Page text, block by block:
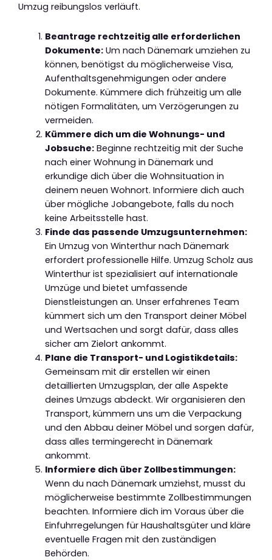
Umzug reibungslos verläuft.
Beantrage rechtzeitig alle erforderlichen
Dokumente:Um nach Dänemark umziehen zu
können, benötigst du möglicherweise Visa,
Aufenthaltsgenehmigungen oder andere
Dokumente. Kümmere dich frühzeitig um alle
nötigen Formalitäten, um Verzögerungen zu
vermeiden.
Kümmere dich um die Wohnungs- und
Jobsuche:Beginne rechtzeitig mit der Suche
nach einer Wohnung in Dänemark und
erkundige dich über die Wohnsituation in
deinem neuen Wohnort. Informiere dich auch
über mögliche Jobangebote, falls du noch
keine Arbeitsstelle hast.
Finde das passende Umzugsunternehmen:
Ein Umzug von Winterthur nach Dänemark
erfordert professionelle Hilfe. Umzug Scholz aus
Winterthur ist spezialisiert auf internationale
Umzüge und bietet umfassende
Dienstleistungen an. Unser erfahrenes Team
kümmert sich um den Transport deiner Möbel
und Wertsachen und sorgt dafür, dass alles
sicher am Zielort ankommt.
Plane die Transport- und Logistikdetails:
Gemeinsam mit dir erstellen wir einen
detaillierten Umzugsplan, der alle Aspekte
deines Umzugs abdeckt. Wir organisieren den
Transport, kümmern uns um die Verpackung
und den Abbau deiner Möbel und sorgen dafür,
dass alles termingerecht in Dänemark
ankommt.
Informiere dich über Zollbestimmungen:
Wenn du nach Dänemark umziehst, musst du
möglicherweise bestimmte Zollbestimmungen
beachten. Informiere dich im Voraus über die
Einfuhrregelungen für Haushaltsgüter und kläre
eventuelle Fragen mit den zuständigen
Behörden.